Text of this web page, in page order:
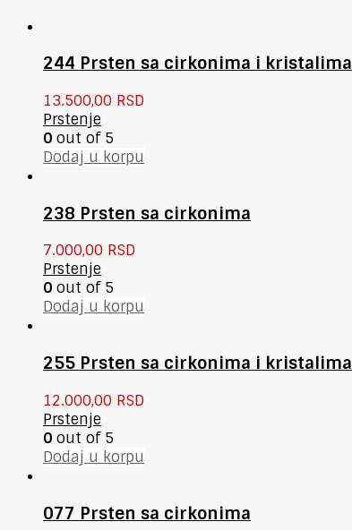
244 Prsten sa cirkonima i kristalima
13.500,00 RSD
Prstenje
0 out of 5
Dodaj u korpu
238 Prsten sa cirkonima
7.000,00 RSD
Prstenje
0 out of 5
Dodaj u korpu
255 Prsten sa cirkonima i kristalima
12.000,00 RSD
Prstenje
0 out of 5
Dodaj u korpu
077 Prsten sa cirkonima